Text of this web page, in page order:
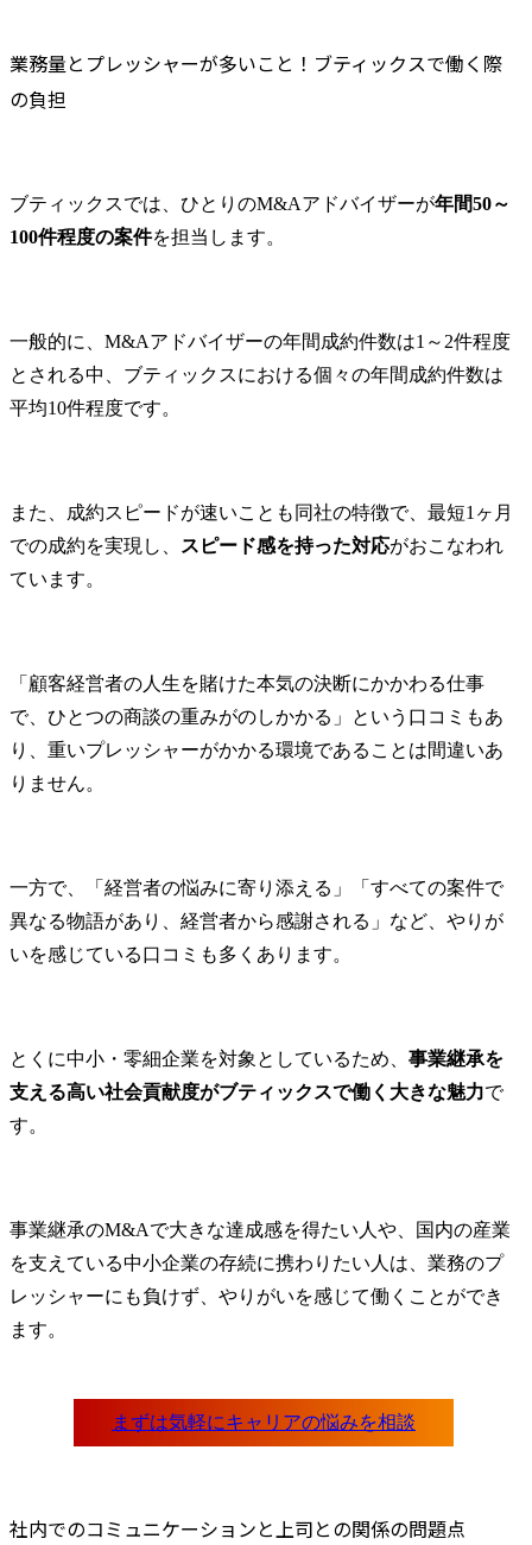
業務量とプレッシャーが多いこと！ブティックスで働く際
の負担
ブティックスでは、ひとりのM&Aアドバイザーが年間50～
100件程度の案件を担当します。
一般的に、M&Aアドバイザーの年間成約件数は1～2件程度
とされる中、ブティックスにおける個々の年間成約件数は
平均10件程度です。
また、成約スピードが速いことも同社の特徴で、最短1ヶ月
での成約を実現し、
スピード感を持った対応がおこなわれ
ています。
「顧客経営者の人生を賭けた本気の決断にかかわる仕事
で、ひとつの商談の重みがのしかかる」という口コミもあ
り、重いプレッシャーがかかる環境であることは間違いあ
りません。
一方で、「経営者の悩みに寄り添える」「すべての案件で
異なる物語があり、経営者から感謝される」など、やりが
いを感じている口コミも多くあります。
とくに中小・零細企業を対象としているため、 事業継承を
支える高い社会貢献度がブティックスで働く大きな魅力で
す。
事業継承のM&Aで大きな達成感を得たい人や、国内の産業
を支えている中小企業の存続に携わりたい人は、業務のプ
レッシャーにも負けず、やりがいを感じて働くことができ
ます。
社内でのコミュニケーションと上司との関係の問題点